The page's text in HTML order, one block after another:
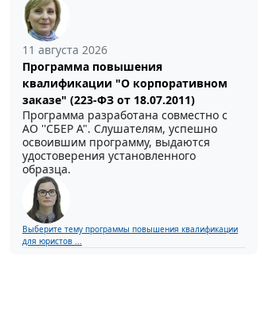
11 августа 2026
Программа повышения
квалификации "О корпоративном
заказе" (223-ФЗ от 18.07.2011)
Программа разработана совместно с
АО ''СБЕР А". Слушателям, успешно
освоившим программу, выдаются
удостоверения установленного
образца.
Выберите тему программы повышения квалификации
для юристов ...